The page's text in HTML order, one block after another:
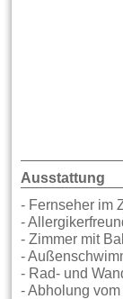
Ausstattung
- Fernseher im
-
- Zimmer mit
-
- Rad- und
- Abholung